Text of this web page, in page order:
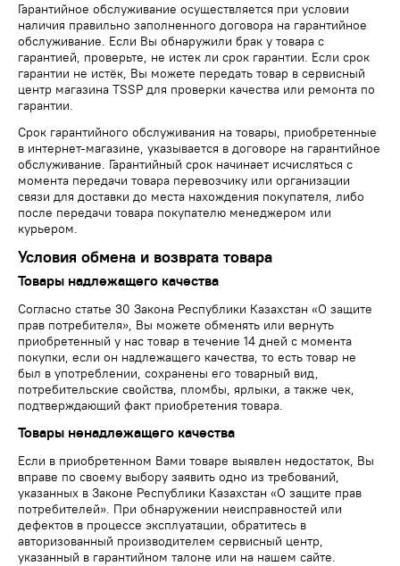
Гарантийное обслуживание осуществляется при условии
наличия правильно заполненного договора на гарантийное
обслуживание. Если Вы обнаружили брак у товара с
гарантией, проверьте, не истек ли срок гарантии. Если срок
гарантии не истёк, Вы можете передать товар в сервисный
центр магазина TSSP для проверки качества или ремонта по
гарантии.
Срок гарантийного обслуживания на товары, приобретенные
в интернет-магазине, указывается в договоре на гарантийное
обслуживание. Гарантийный срок начинает исчисляться с
момента передачи товара перевозчику или организации
связи для доставки до места нахождения покупателя, либо
после передачи товара покупателю менеджером или
курьером.
Условия обмена и возврата товара
Товары надлежащего качества
Согласно статье 30 Закона Республики Казахстан «О защите
прав потребителя», Вы можете обменять или вернуть
приобретенный у нас товар в течение 14 дней с момента
покупки, если он надлежащего качества, то есть товар не
был в употреблении, сохранены его товарный вид,
потребительские свойства, пломбы, ярлыки, а также чек,
подтверждающий факт приобретения товара.
Товары ненадлежащего качества
Если в приобретенном Вами товаре выявлен недостаток, Вы
вправе по своему выбору заявить одно из требований,
указанных в Законе Республики Казахстан «О защите прав
потребителей». При обнаружении неисправностей или
дефектов в процессе эксплуатации, обратитесь в
авторизованный производителем сервисный центр,
указанный в гарантийном талоне или на нашем сайте.